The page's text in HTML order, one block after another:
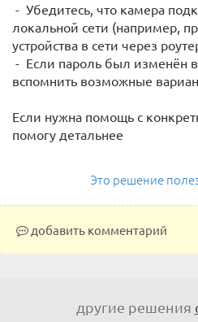
- Убедитесь, что камера
локальной сети (например,
устройства в сети через
- Если пароль был изменён
вспомнить возможные
Если нужна помощь с
помогу детальнее
Это решение
добавить комментарий
другие решения